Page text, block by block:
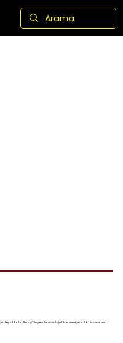
Hobbs, Bunny'nin yeni bir avantaj elde etmesiyle kritik bir karar alır.